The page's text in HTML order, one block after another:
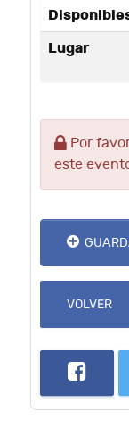
Lugar
Por
este
VOLVER